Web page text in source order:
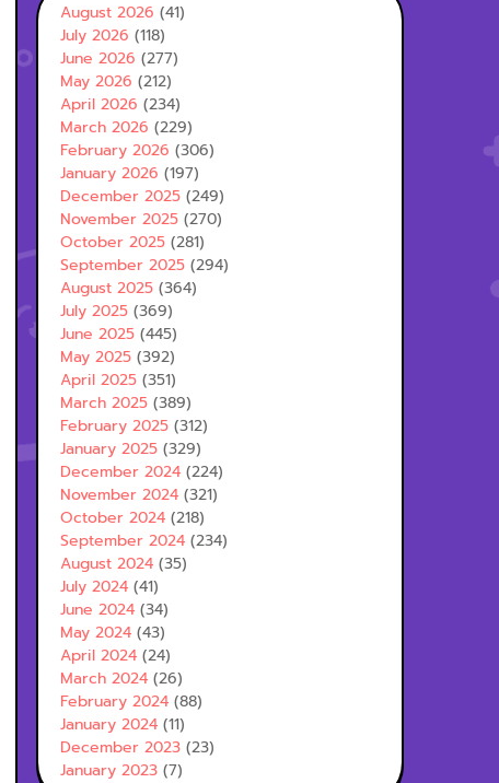
August 2026 (41)
July 2026 (118)
June 2026 (277)
May 2026 (212)
April 2026 (234)
March 2026 (229)
February 2026 (306)
January 2026 (197)
December 2025 (249)
November 2025 (270)
October 2025 (281)
September 2025 (294)
August 2025 (364)
July 2025 (369)
June 2025 (445)
May 2025 (392)
April 2025 (351)
March 2025 (389)
February 2025 (312)
January 2025 (329)
December 2024 (224)
November 2024 (321)
October 2024 (218)
September 2024 (234)
August 2024 (35)
July 2024 (41)
June 2024 (34)
May 2024 (43)
April 2024 (24)
March 2024 (26)
February 2024 (88)
January 2024 (11)
December 2023 (23)
January 2023 (7)